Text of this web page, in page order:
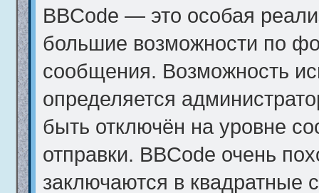
BBCode — это особая
большие возможности по
сообщения. Возможность
определяется
быть отключён на уровне
отправки. BBCode очень
заключаются в квадратные